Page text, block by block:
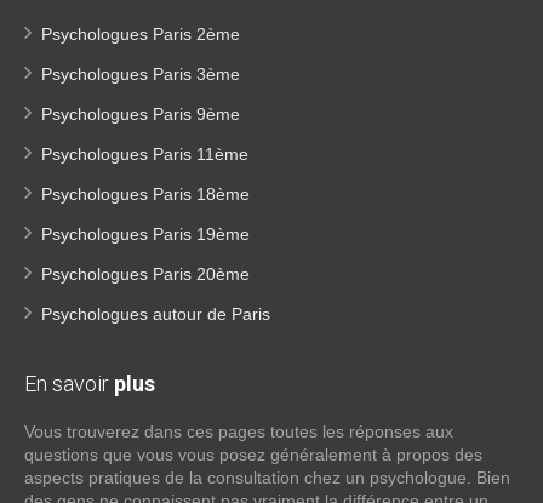
Psychologues Paris 2ème
Psychologues Paris 3ème
Psychologues Paris 9ème
Psychologues Paris 11ème
Psychologues Paris 18ème
Psychologues Paris 19ème
Psychologues Paris 20ème
Psychologues autour de Paris
En savoir plus
Vous trouverez dans ces pages toutes les réponses aux
questions que vous vous posez généralement à propos des
aspects pratiques de la consultation chez un psychologue. Bien